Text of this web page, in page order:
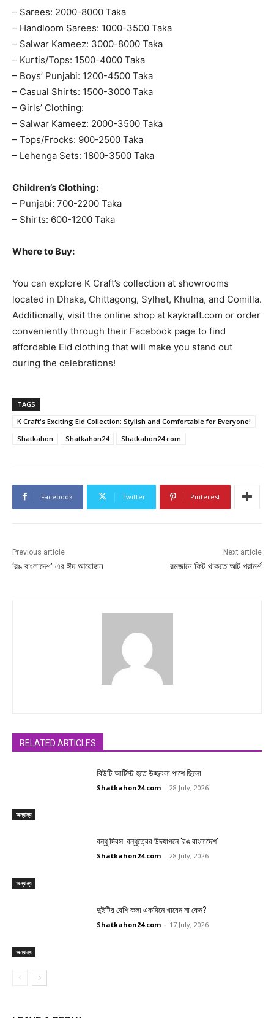
– Sarees: 2000-8000 Taka
– Handloom Sarees: 1000-3500 Taka
– Salwar Kameez: 3000-8000 Taka
– Kurtis/Tops: 1500-4000 Taka
– Boys’ Punjabi: 1200-4500 Taka
– Casual Shirts: 1500-3000 Taka
– Girls’ Clothing:
– Salwar Kameez: 2000-3500 Taka
– Tops/Frocks: 900-2500 Taka
– Lehenga Sets: 1800-3500 Taka
Children’s Clothing:
– Punjabi: 700-2200 Taka
– Shirts: 600-1200 Taka
Where to Buy:
You can explore K Craft’s collection at showrooms
located in Dhaka, Chittagong, Sylhet, Khulna, and Comilla.
Additionally, visit the online shop at kaykraft.com or order
conveniently through their Facebook page to find
affordable Eid clothing that will make you stand out
during the celebrations!
TAGS
K Craft's Exciting Eid Collection: Stylish and Comfortable for Everyone!
Shatkahon
Shatkahon24 Shatkahon24.com
Facebook Twitter Pinterest
Previous article
‘রঙ বাংলাদেশ’ এর ঈদ আয়োজন
Next article
রমজানে ফিট থাকতে আট পরামর্শ
RELATED ARTICLES
অন্যান্য
বিউটি আর্টিস্ট হতে উজ্জ্বলা পাশে ছিলো
Shatkahon24.com - 28 July, 2026
অন্যান্য
বন্ধু দিবস: বন্ধুত্বের উদযাপনে ‘রঙ বাংলাদেশ’
Shatkahon24.com - 28 July, 2026
অন্যান্য
দুইটির বেশি কলা একদিনে খাবেন না কেন?
Shatkahon24.com - 17 July, 2026